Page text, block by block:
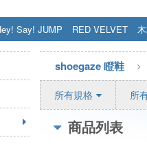
Say! JUMP RED VELVET
盧廣仲 周杰伦
shoegaze 瞪鞋
所有規格 所
商品列表